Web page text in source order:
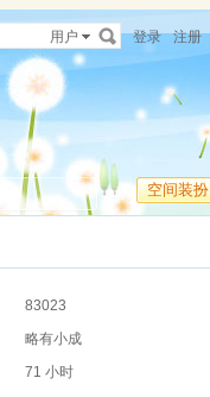
用户 登录 注册
空间装扮
83023
略有小成
71 小时